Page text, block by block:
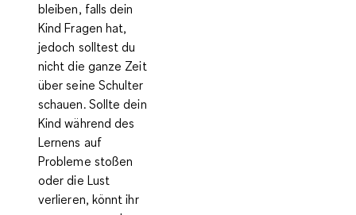
bleiben, falls dein
Kind Fragen hat,
jedoch solltest du
nicht die ganze Zeit
über seine Schulter
schauen. Sollte dein
Kind während des
Lernens auf
Probleme stoßen
oder die Lust
verlieren, könnt ihr